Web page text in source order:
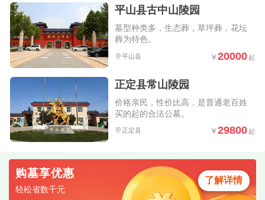
平山县古中山陵园
墓型种类多，生态葬，草坪葬，花坛
葬为特色。
平山县 20000
正定县常山陵园
价格亲民，性价比高，是普通老百姓
买的起的合法公墓。
正定县 29800
购墓享优惠
轻松省数千元
了解详情